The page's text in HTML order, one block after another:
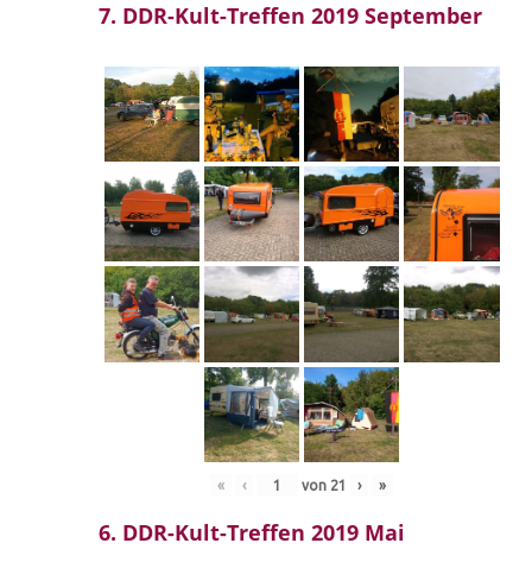
7. DDR-Kult-Treffen 2019 September
« ‹ von 21 › »
6. DDR-Kult-Treffen 2019 Mai